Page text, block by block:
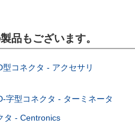
品もございます。
型コネクタ - アクセサリ
字型コネクタ - ターミネータ
タ - Centronics